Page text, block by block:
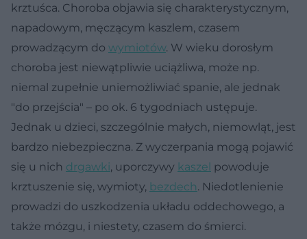
krztuśca. Choroba objawia się charakterystycznym,
napadowym, męczącym kaszlem, czasem
prowadzącym do wymiotów. W wieku dorosłym
choroba jest niewątpliwie uciążliwa, może np.
niemal zupełnie uniemożliwiać spanie, ale jednak
"do przejścia" – po ok. 6 tygodniach ustępuje.
Jednak u dzieci, szczególnie małych, niemowląt, jest
bardzo niebezpieczna. Z wyczerpania mogą pojawić
się u nich drgawki, uporczywy kaszel powoduje
krztuszenie się, wymioty, bezdech. Niedotlenienie
prowadzi do uszkodzenia układu oddechowego, a
także mózgu, i niestety, czasem do śmierci.